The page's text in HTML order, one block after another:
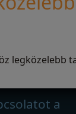
legközelebb
a